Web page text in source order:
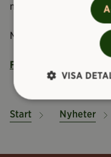
murades den sista
Museets samlingar
Fler nyheter!
Start Nyheter
VISA